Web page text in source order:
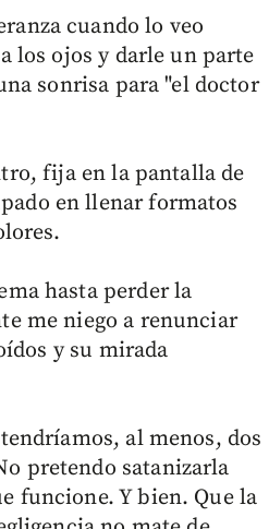
cuando lo veo
los ojos y darle un parte
sonrisa para "el doctor
fija en la pantalla de
en llenar formatos
hasta perder la
me niego a renunciar
y su mirada
al menos, dos
pretendo satanizarla
funcione. Y bien. Que la